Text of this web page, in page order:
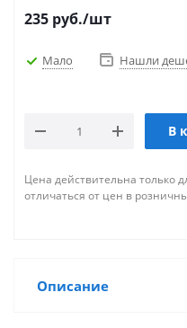
235 руб./шт
Мало Нашли
В
Цена действительна только
отличаться от цен в
Описание